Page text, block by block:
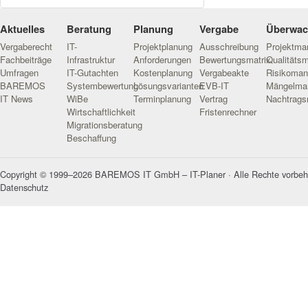
Aktuelles
Vergaberecht
Fachbeiträge
Umfragen
BAREMOS
IT News
Beratung
IT-
Infrastruktur
IT-Gutachten
Systembewertung
WiBe
Wirtschaftlichkeit
Migrationsberatung
Beschaffung
Planung
Projektplanung
Anforderungen
Kostenplanung
Lösungsvarianten
Terminplanung
Vergabe
Ausschreibung
Bewertungsmatrix
Vergabeakte
EVB-IT
Vertrag
Fristenrechner
Copyright © 1999–2026 BAREMOS IT GmbH – IT-Planer · Alle Rechte
Datenschutz